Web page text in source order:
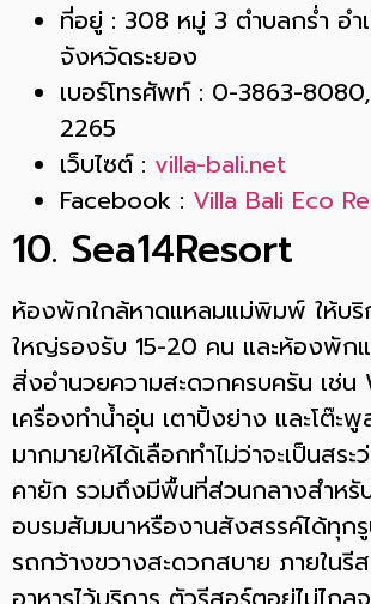
ที่อยู่ : 308 หมู่ 3 ตำบลกร่ำ อำ
จังหวัดระยอง
เบอร์โทรศัพท์ : 0-3863-
2265
เว็บไซต์ : villa-bali.net
Facebook : Villa Bali Eco
10. Sea14Resort
ห้องพักใกล้หาดแหลมแม่พิมพ์ ให้บ
ใหญ่รองรับ 15-20 คน และห้องพัก
สิ่งอำนวยความสะดวกครบครัน เช่น
เครื่องทำน้ำอุ่น เตาปิ้งย่าง และโต๊ะ
มากมายให้ได้เลือกทำไม่ว่าจะเป็นสร
คายัก รวมถึงมีพื้นที่ส่วนกลางสำหรั
อบรมสัมมนาหรืองานสังสรรค์ได้ทุก
รถกว้างขวางสะดวกสบาย ภายในรี